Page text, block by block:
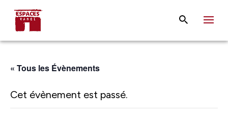
« Tous les Évènements
Cet évènement est passé.